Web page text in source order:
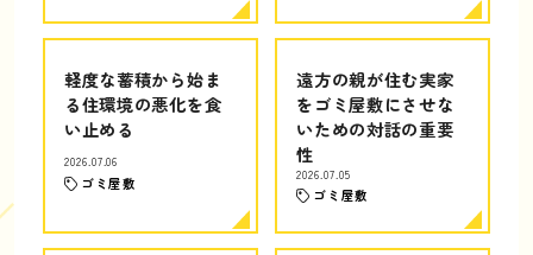
軽度な蓄積から始ま
る住環境の悪化を食
い止める
2026.07.06
ゴミ屋敷
遠方の親が住む実家
をゴミ屋敷にさせな
いための対話の重要
性
2026.07.05
ゴミ屋敷